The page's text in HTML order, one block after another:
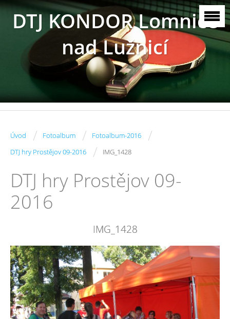
DTJ KONDOR Lomnice
nad Lužnicí
Úvod / Fotoalbum / Fotoalbum-2016 /
DTJ hry Prostějov 09-2016 / IMG_1428
DTJ hry Prostějov 09-
2016
IMG_1428